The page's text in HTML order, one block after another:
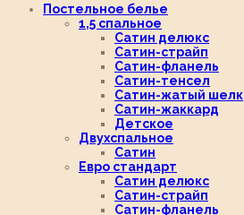
Постельное белье
1,5 спальное
Сатин делюкс
Сатин-страйп
Сатин-фланель
Сатин-тенсел
Сатин-жатый шелк
Сатин-жаккард
Детское
Двухспальное
Сатин
Евро стандарт
Сатин делюкс
Сатин-страйп
Сатин-фланель